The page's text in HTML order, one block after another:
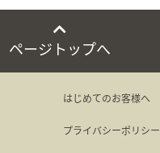
ログイン
ページトップへ
はじめてのお客様へ
プライバシーポリシー